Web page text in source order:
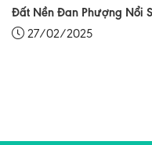
Đất Nền Đan Phượng Nổi
27/02/2025